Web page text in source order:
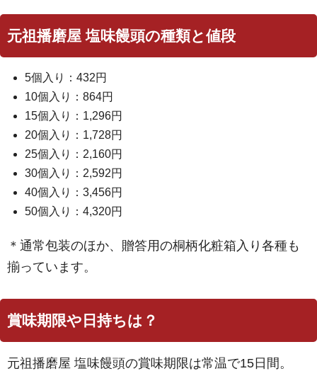
元祖播磨屋 塩味饅頭の種類と値段
5個入り：432円
10個入り：864円
15個入り：1,296円
20個入り：1,728円
25個入り：2,160円
30個入り：2,592円
40個入り：3,456円
50個入り：4,320円
＊通常包装のほか、贈答用の桐柄化粧箱入り各種も
揃っています。
賞味期限や日持ちは？
元祖播磨屋 塩味饅頭の賞味期限は常温で15日間。